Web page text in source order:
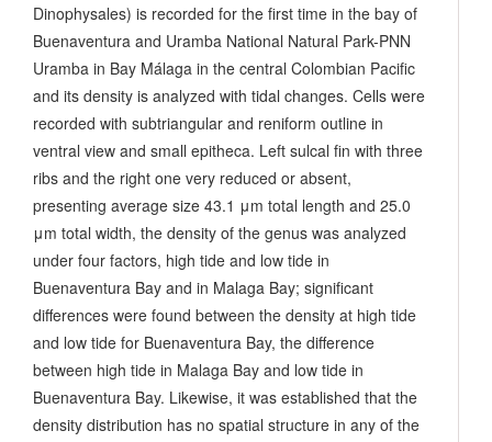
Dinophysales) is recorded for the first time in the bay of
Buenaventura and Uramba National Natural Park-PNN
Uramba in Bay Málaga in the central Colombian Pacific
and its density is analyzed with tidal changes. Cells were
recorded with subtriangular and reniform outline in
ventral view and small epitheca. Left sulcal fin with three
ribs and the right one very reduced or absent,
presenting average size 43.1 μm total length and 25.0
μm total width, the density of the genus was analyzed
under four factors, high tide and low tide in
Buenaventura Bay and in Malaga Bay; significant
differences were found between the density at high tide
and low tide for Buenaventura Bay, the difference
between high tide in Malaga Bay and low tide in
Buenaventura Bay. Likewise, it was established that the
density distribution has no spatial structure in any of the